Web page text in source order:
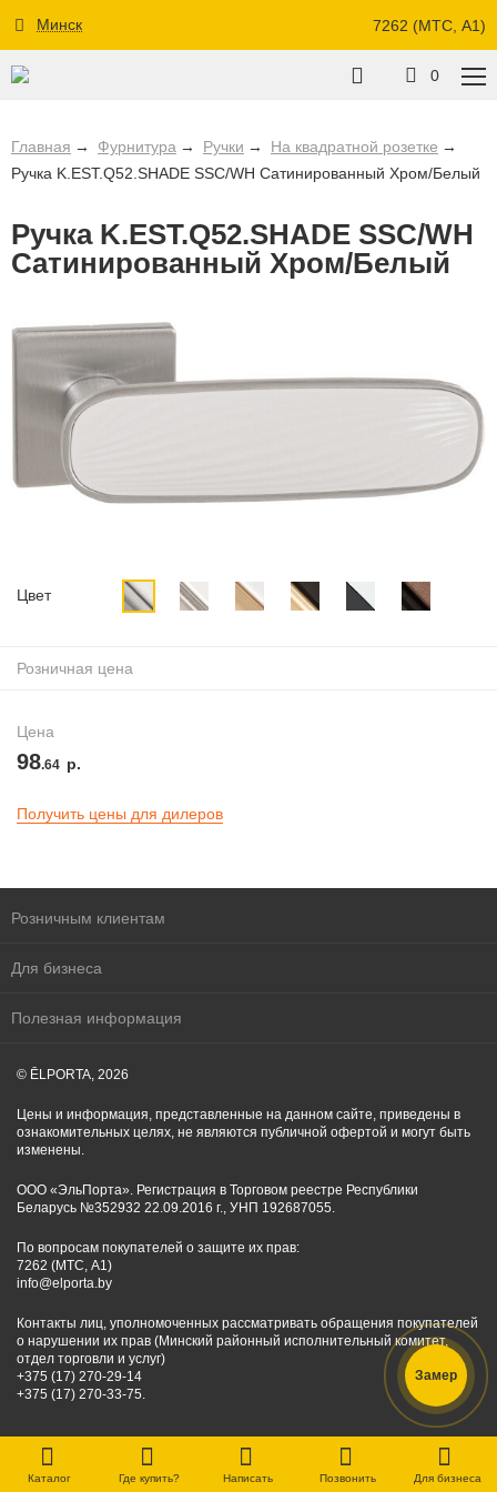
Минск 7262 (МТС, A1)
0
Главная Фурнитура Ручки
На квадратной розетке
Ручка K.EST.Q52.SHADE SSC/WH Сатинированный Хром/Белый
Ручка K.EST.Q52.SHADE SSC/WH
Сатинированный Хром/Белый
Цвет
Розничная цена
Цена
98.64 р.
Получить цены для дилеров
Розничным клиентам
Для бизнеса
Полезная информация
© ĒLPORTA, 2026
Цены и информация, представленные на данном сайте, приведены в
ознакомительных целях, не являются публичной офертой и могут быть
изменены.
ООО «ЭльПорта». Регистрация в Торговом реестре Республики
Беларусь №352932 22.09.2016 г., УНП 192687055.
По вопросам покупателей о защите их прав:
7262 (МТС, A1)
info@elporta.by
Контакты лиц, уполномоченных рассматривать обращения покупателей
о нарушении их прав (Минский районный исполнительный комитет,
отдел торговли и услуг)
+375 (17) 270-29-14
+375 (17) 270-33-75.
Каталог Где купить? Написать Позвонить Для бизнеса
Замер